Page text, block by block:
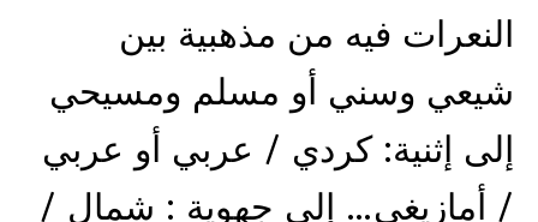
النعرات فيه من مذهبية بين
شيعي وسني أو مسلم ومسيحي
إلى إثنية: كردي / عربي أو عربي
/ أمازيغي… إلى جهوية : شمال /